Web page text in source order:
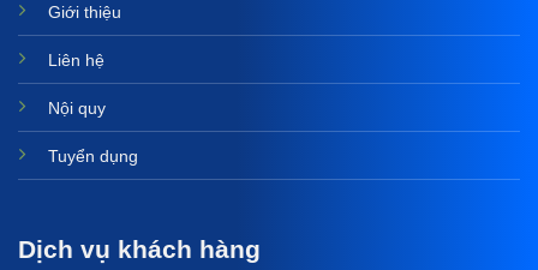
Giới thiệu
Liên hệ
Nội quy
Tuyển dụng
Dịch vụ khách hàng